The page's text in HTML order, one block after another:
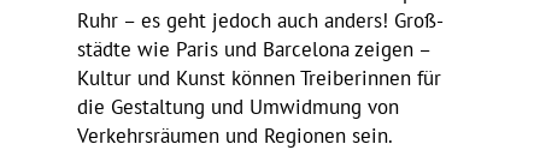
Ruhr – es geht jedoch auch anders! Groß­
städte wie Paris und Barce­lona zeigen –
Kultur und Kunst können Trei­be­rinnen für
die Gestal­tung und Umwid­mung von
Verkehrs­räumen und Regionen sein.